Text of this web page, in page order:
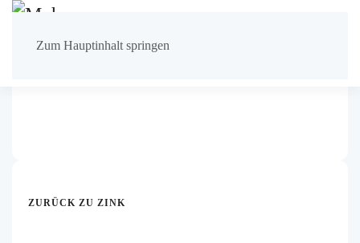
Zum Hauptinhalt springen
ZURÜCK ZU ZINK